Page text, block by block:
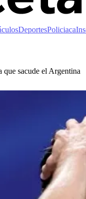
DeportesPoliciaca
sacude el Argentina